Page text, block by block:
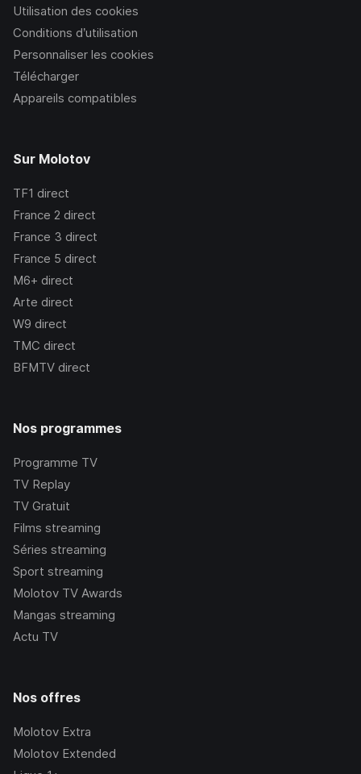
Utilisation des cookies
Conditions d’utilisation
Personnaliser les cookies
Télécharger
Appareils compatibles
Sur Molotov
TF1 direct
France 2 direct
France 3 direct
France 5 direct
M6+ direct
Arte direct
W9 direct
TMC direct
BFMTV direct
Nos programmes
Programme TV
TV Replay
TV Gratuit
Films streaming
Séries streaming
Sport streaming
Molotov TV Awards
Mangas streaming
Actu TV
Nos offres
Molotov Extra
Molotov Extended